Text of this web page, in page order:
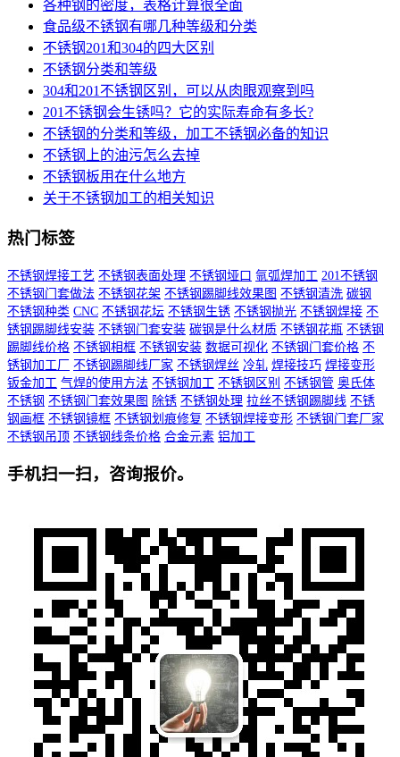
各种钢的密度，表格计算很全面
食品级不锈钢有哪几种等级和分类
不锈钢201和304的四大区别
不锈钢分类和等级
304和201不锈钢区别，可以从肉眼观察到吗
201不锈钢会生锈吗？它的实际寿命有多长?
不锈钢的分类和等级，加工不锈钢必备的知识
不锈钢上的油污怎么去掉
不锈钢板用在什么地方
关于不锈钢加工的相关知识
热门标签
不锈钢焊接工艺 不锈钢表面处理 不锈钢垭口 氩弧焊加工 201不锈钢
不锈钢门套做法 不锈钢花架 不锈钢踢脚线效果图 不锈钢清洗 碳钢
不锈钢种类 CNC 不锈钢花坛 不锈钢生锈 不锈钢抛光 不锈钢焊接 不
锈钢踢脚线安装 不锈钢门套安装 碳钢是什么材质 不锈钢花瓶 不锈钢
踢脚线价格 不锈钢相框 不锈钢安装 数据可视化 不锈钢门套价格 不
锈钢加工厂 不锈钢踢脚线厂家 不锈钢焊丝 冷轧 焊接技巧 焊接变形
钣金加工 气焊的使用方法 不锈钢加工 不锈钢区别 不锈钢管 奥氏体
不锈钢 不锈钢门套效果图 除锈 不锈钢处理 拉丝不锈钢踢脚线 不锈
钢画框 不锈钢镜框 不锈钢划痕修复 不锈钢焊接变形 不锈钢门套厂家
不锈钢吊顶 不锈钢线条价格 合金元素 铝加工
手机扫一扫，咨询报价。